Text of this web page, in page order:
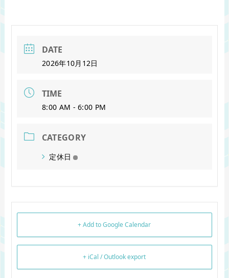
DATE
2026年10月12日
TIME
8:00 AM - 6:00 PM
CATEGORY
定休日
+ Add to Google Calendar
+ iCal / Outlook export